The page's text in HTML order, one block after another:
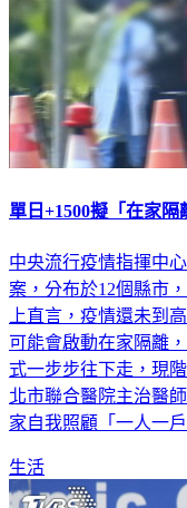
單日+1500擬「在家
中央流行疫情指揮中
案，分布於12個縣市
上直言，疫情還未到
可能會啟動在家隔離
式一步步往下走，現
北市聯合醫院主治醫
家自我照顧「一人一
生活